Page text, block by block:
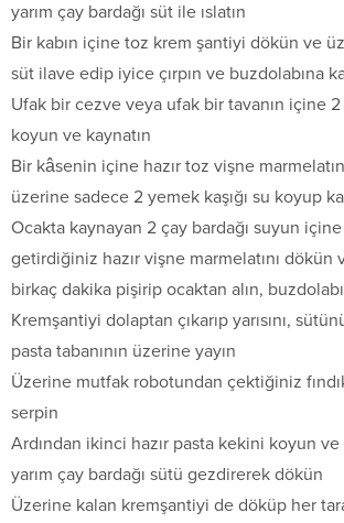
yarım çay bardağı süt ile ıslatın
Bir kabın içine toz krem şantiyi dökün ve
süt ilave edip iyice çırpın ve buzdolabına
Ufak bir cezve veya ufak bir tavanın içine 2
koyun ve kaynatın
Bir kâsenin içine hazır toz vişne
üzerine sadece 2 yemek kaşığı su koyup
Ocakta kaynayan 2 çay bardağı suyun
getirdiğiniz hazır vişne marmelatını dökün
birkaç dakika pişirip ocaktan alın,
Kremşantiyi dolaptan çıkarıp yarısını,
pasta tabanının üzerine yayın
Üzerine mutfak robotundan çektiğiniz
serpin
Ardından ikinci hazır pasta kekini koyun
yarım çay bardağı sütü gezdirerek dökün
Üzerine kalan kremşantiyi de döküp her